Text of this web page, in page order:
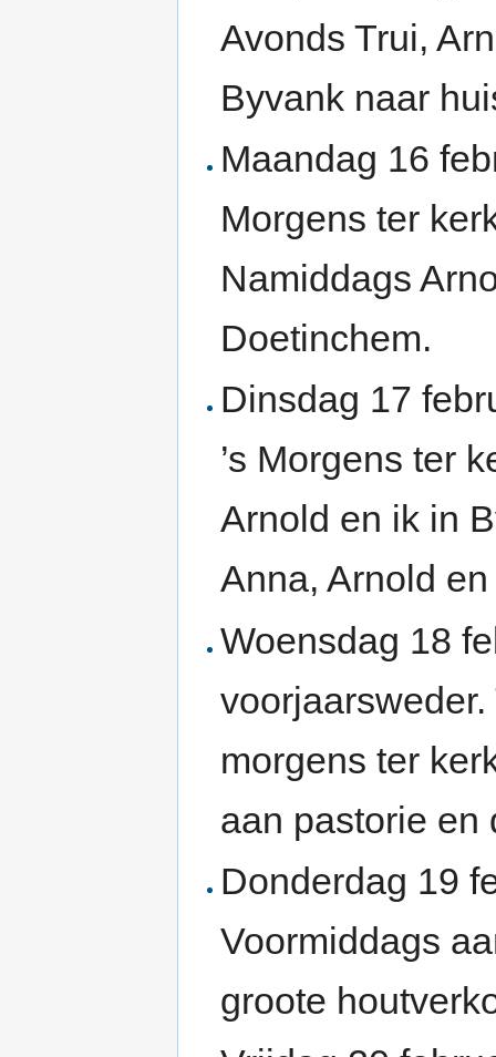
Avonds Trui,
Byvank naar
Maandag 16
Morgens ter
Namiddags
Doetinchem.
Dinsdag 17
’s Morgens ter
Arnold en ik in
Anna, Arnold
Woensdag 18
voorjaarsweder.
morgens ter
aan pastorie en
Donderdag 19
Voormiddags
groote